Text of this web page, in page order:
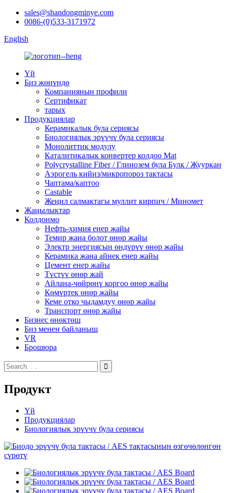
sales@shandongminye.com
0086-(0)533-3171972
English
Үй
Биз жөнүндө
Компаниянын профили
Сертификат
тарых
Продукциялар
Керамикалык була сериясы
Биологиялык эрүүчү була сериясы
Монолиттик модулу
Каталитикалык конвертер колдоо Mat
Polycrystalline Fiber / Глинозем була Булк / Жууркан
Аэрогель кийиз/микропороз тактасы
Чаптама/каптоо
Castable
Жеңил салмактагы муллит кирпич / Миномет
Жаңылыктар
Колдонмо
Нефть-химия енер жайы
Темир жана болот өнөр жайы
Электр энергиясын өндүрүү өнөр жайы
Керамика жана айнек енер жайы
Цемент енер жайы
Түстүү өнөр жай
Айлана-чөйрөнү коргоо өнөр жайы
Көмүртек өнөр жайы
Кеме отко чыдамдуу өнөр жайы
Транспорт өнөр жайы
Бизнес өнөктөш
Биз менен байланыш
VR
Брошюра
Продукт
Үй
Продукциялар
Биологиялык эрүүчү була сериясы